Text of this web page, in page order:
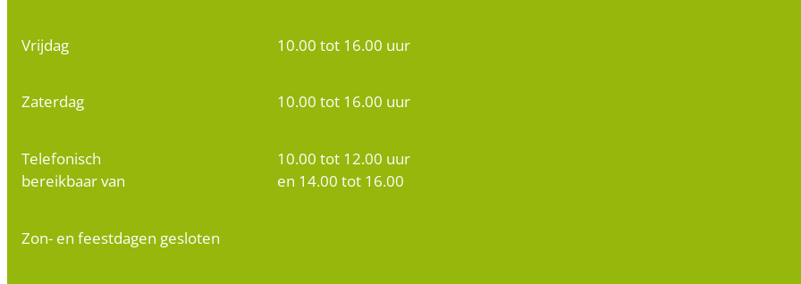
Vrijdag 10.00 tot 16.00 uur
Zaterdag 10.00 tot 16.00 uur
Telefonisch
bereikbaar van
10.00 tot 12.00 uur
en 14.00 tot 16.00
Zon- en feestdagen gesloten